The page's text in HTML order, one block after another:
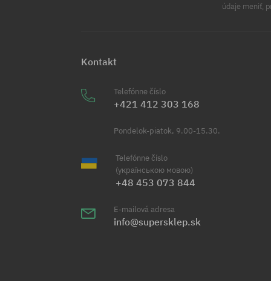
údaje meniť,
Kontakt
Telefónne číslo
+421 412 303 168
Pondelok-piatok, 9.00-15.30.
Telefónne číslo
(українською мовою)
+48 453 073 844
E-mailová adresa
info@supersklep.sk